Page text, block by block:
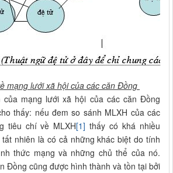
mạng lưới xã hội của các căn Đồng
mạng lưới xã hội của các căn Đồng
thấy: nếu đem so sánh MLXH của các
tiêu chí về MLXH[1] thấy có khá nhiều
nhiên là có cả những khác biệt do tính
thức mạng và những chủ thể của nó.
Đồng cũng được hình thành và tồn tại bởi